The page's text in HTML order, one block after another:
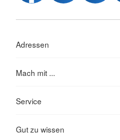
Adressen
Mach mit ...
Service
Gut zu wissen